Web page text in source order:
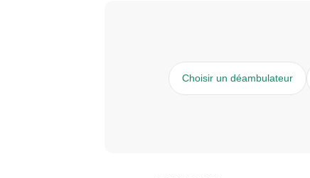
Choisir un déambulateur